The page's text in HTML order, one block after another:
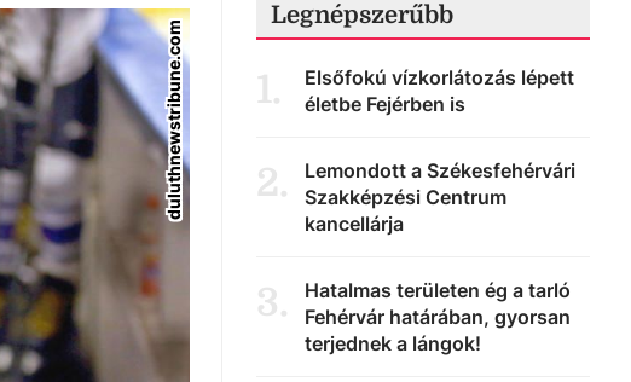
duluthnewstribune.com
Legnépszerűbb
1.
Elsőfokú vízkorlátozás lépett
életbe Fejérben is
2.
Lemondott a Székesfehérvári
Szakképzési Centrum
kancellárja
3.
Hatalmas területen ég a tarló
Fehérvár határában, gyorsan
terjednek a lángok!